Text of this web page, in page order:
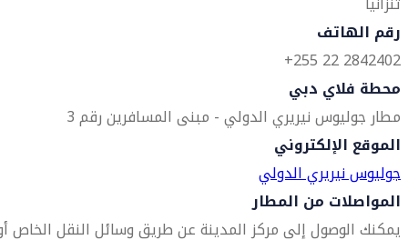
رقم الهاتف
2842402 22 255+
محطة فلاي دبي
مطار جوليوس نيريري الدولي - مبنى المسافرين رقم 3
الموقع الإلكتروني
جوليوس نيريري الدولي
المواصلات من المطار
يمكنك الوصول إلى مركز المدينة عن طريق وسائل النقل الخاص